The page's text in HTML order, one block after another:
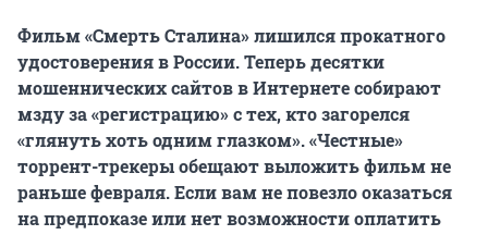
Фильм «Смерть Сталина» лишился прокатного
удостоверения в России. Теперь десятки
мошеннических сайтов в Интернете собирают
мзду за «регистрацию» с тех, кто загорелся
«глянуть хоть одним глазком». «Честные»
торрент-трекеры обещают выложить фильм не
раньше февраля. Если вам не повезло оказаться
на предпоказе или нет возможности оплатить